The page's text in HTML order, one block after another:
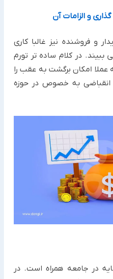
و الزامات آن
و فروشنده نیز غالبا کاری
ببیند. در کلام ساده تر تورم
امکان برگشت به عقب را
انقباضی به خصوص در حوزه
در جامعه همراه است. در